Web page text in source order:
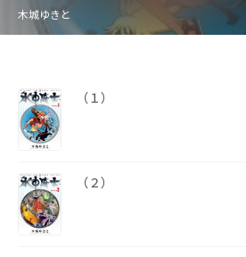
木城ゆきと
（１）
（２）